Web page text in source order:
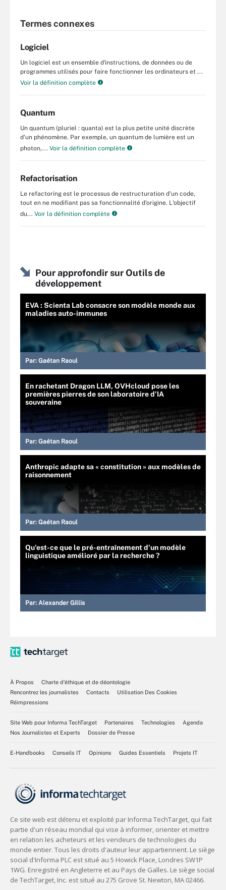
Termes connexes
Logiciel
Un logiciel est un ensemble d'instructions, de données ou de
programmes utilisés pour faire fonctionner les ordinateurs et ...
Voir la définition complète
Quantum
Un quantum (pluriel : quanta) est la plus petite unité discrète
d'un phénomène. Par exemple, un quantum de lumière est un
photon,... Voir la définition complète
Refactorisation
Le refactoring est le processus de restructuration d'un code,
tout en ne modifiant pas sa fonctionnalité d'origine. L'objectif
du... Voir la définition complète
Pour approfondir sur Outils de
développement
EVA : Scienta Lab consacre son modèle monde aux
maladies auto-immunes
Par: Gaétan Raoul
En rachetant Dragon LLM, OVHcloud pose les
premières pierres de son laboratoire d’IA
souveraine
Par: Gaétan Raoul
Anthropic adapte sa « constitution » aux modèles de
raisonnement
Par: Gaétan Raoul
Qu'est-ce que le pré-entraînement d'un modèle
linguistique amélioré par la recherche ?
Par: Alexander Gillis
À Propos
Charte d’éthique et de déontologie
Rencontrez les journalistes
Contacts
Utilisation Des Cookies
Réimpressions
Site Web pour Informa TechTarget Partenaires Technologies
Agenda
Nos Journalistes et Experts
Dossier de Presse
E-Handbooks Conseils IT Opinions Guides Essentiels Projets IT